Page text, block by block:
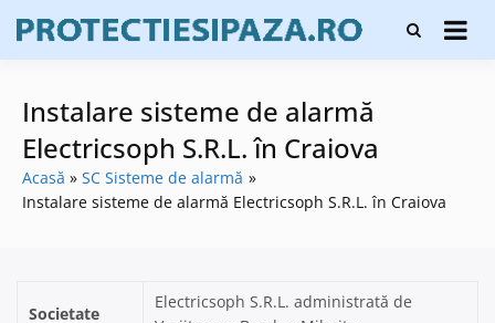
content
Firme de
protecție și
Instalare sisteme de alarmă
Electricsoph S.R.L. în Craiova
Acasă
SC Sisteme de alarmă
Instalare sisteme de alarmă Electricsoph S.R.L. în Craiova
Societate
Electricsoph S.R.L. administrată de